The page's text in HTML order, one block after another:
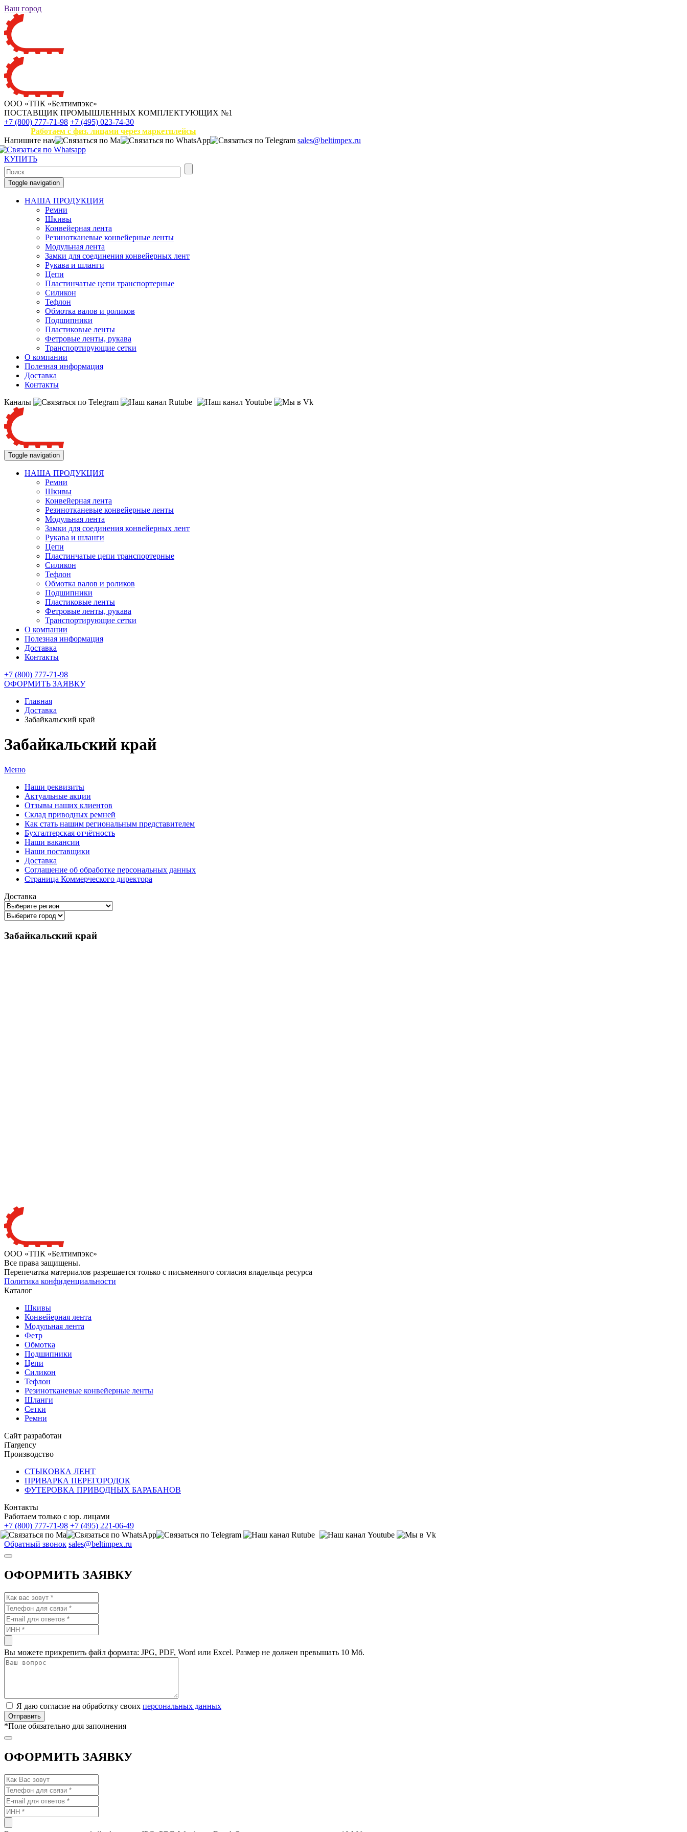
Ваш город
ООО «ТПК «Белтимпэкс»
ПОСТАВЩИК ПРОМЫШЛЕННЫХ КОМПЛЕКТУЮЩИХ №1
+7 (800) 777-71-98 +7 (495) 023-74-30
Работаем с физ. лицами через маркетплейсы
Напишите нам
sales@beltimpex.ru
КУПИТЬ
Toggle navigation
НАША ПРОДУКЦИЯ
Ремни
Шкивы
Конвейерная лента
Резинотканевые конвейерные ленты
Модульная лента
Замки для соединения конвейерных лент
Рукава и шланги
Цепи
Пластинчатые цепи транспортерные
Силикон
Тефлон
Обмотка валов и роликов
Подшипники
Пластиковые ленты
Фетровые ленты, рукава
Транспортирующие сетки
О компании
Полезная информация
Доставка
Контакты
Каналы
Toggle navigation
НАША ПРОДУКЦИЯ
Ремни
Шкивы
Конвейерная лента
Резинотканевые конвейерные ленты
Модульная лента
Замки для соединения конвейерных лент
Рукава и шланги
Цепи
Пластинчатые цепи транспортерные
Силикон
Тефлон
Обмотка валов и роликов
Подшипники
Пластиковые ленты
Фетровые ленты, рукава
Транспортирующие сетки
О компании
Полезная информация
Доставка
Контакты
+7 (800) 777-71-98
ОФОРМИТЬ ЗАЯВКУ
Главная
Доставка
Забайкальский край
Забайкальский край
Меню
Наши реквизиты
Актуальные акции
Отзывы наших клиентов
Склад приводных ремней
Как стать нашим региональным представителем
Бухгалтерская отчётность
Наши вакансии
Наши поставщики
Доставка
Соглашение об обработке персональных данных
Страница Коммерческого директора
Доставка
Забайкальский край
ООО «ТПК «Белтимпэкс»
Все права защищены.
Перепечатка материалов разрешается только с письменного согласия владельца ресурса
Политика конфиденциальности
Каталог
Шкивы
Конвейерная лента
Модульная лента
Фетр
Обмотка
Подшипники
Цепи
Силикон
Тефлон
Резинотканевые конвейерные ленты
Шланги
Сетки
Ремни
Сайт разработан
iTargency
Производство
СТЫКОВКА ЛЕНТ
ПРИВАРКА ПЕРЕГОРОДОК
ФУТЕРОВКА ПРИВОДНЫХ БАРАБАНОВ
Контакты
Работаем только с юр. лицами
+7 (800) 777-71-98 +7 (495) 221-06-49
Обратный звонок sales@beltimpex.ru
ОФОРМИТЬ ЗАЯВКУ
Вы можете прикрепить файл формата: JPG, PDF, Word или Excel. Размер не должен превышать 10 Мб.
Я даю согласие на обработку своих персональных данных
*Поле обязательно для заполнения
ОФОРМИТЬ ЗАЯВКУ